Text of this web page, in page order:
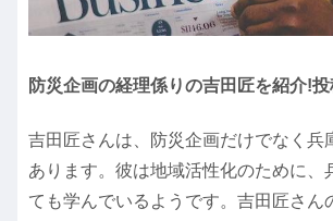
防災企画の経理係りの吉田匠を紹介!
吉田匠さんは、防災企画だけでなく兵
あります。彼は地域活性化のために、
ても学んでいるようです。吉田匠さん